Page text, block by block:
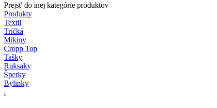
Prejsť do inej kategórie produktov
Produkty
Textil
Tričká
Mikiny
Cropp Top
Tašky
Ruksaky
Šperky
Bylinky
.